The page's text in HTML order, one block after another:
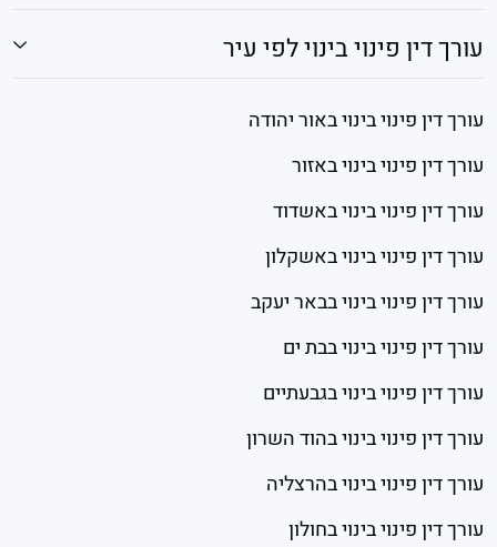
עורך דין פינוי בינוי לפי עיר
עורך דין פינוי בינוי באור יהודה
עורך דין פינוי בינוי באזור
עורך דין פינוי בינוי באשדוד
עורך דין פינוי בינוי באשקלון
עורך דין פינוי בינוי בבאר יעקב
עורך דין פינוי בינוי בבת ים
עורך דין פינוי בינוי בגבעתיים
עורך דין פינוי בינוי בהוד השרון
עורך דין פינוי בינוי בהרצליה
עורך דין פינוי בינוי בחולון